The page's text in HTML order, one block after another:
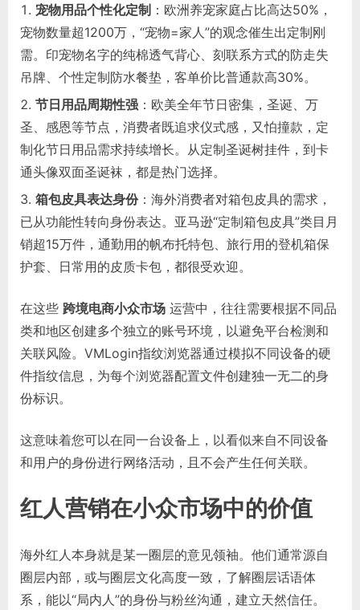
宠物用品个性化定制 ：欧洲养宠家庭占比高达50%，
宠物数量超1200万，“宠物=家人”的观念催生出定制刚
需。印宠物名字的纯棉透气背心、刻联系方式的防走失
吊牌、个性定制防水餐垫，客单价比普通款高30%。
节日用品周期性强 ：欧美全年节日密集，圣诞、万
圣、感恩等节点，消费者既追求仪式感，又怕撞款，定
制化节日用品需求持续增长。从定制圣诞树挂件，到卡
通头像双面圣诞袜，都是热门选择。
箱包皮具表达身份：海外消费者对箱包皮具的需求，
已从功能性转向身份表达。亚马逊“定制箱包皮具”类目月
销超15万件，通勤用的帆布托特包、旅行用的登机箱保
护套、日常用的皮质卡包，都很受欢迎。
在这些 跨境电商小众市场 运营中，往往需要根据不同品
类和地区创建多个独立的账号环境，以避免平台检测和
关联风险。VMLogin指纹浏览器通过模拟不同设备的硬
件指纹信息，为每个浏览器配置文件创建独一无二的身
份标识。
这意味着您可以在同一台设备上，以看似来自不同设备
和用户的身份进行网络活动，且不会产生任何关联。
红人营销在小众市场中的价值
海外红人本身就是某一圈层的意见领袖。他们通常源自
圈层内部，或与圈层文化高度一致，了解圈层话语体
系，能以“局内人”的身份与粉丝沟通，建立天然信任。